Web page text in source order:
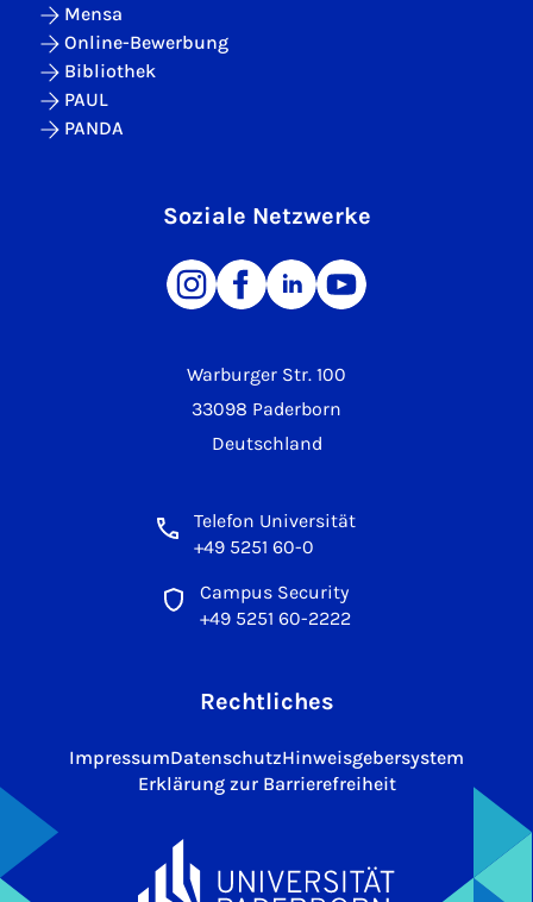
Warburger Str. 100
33098 Paderborn
Deutschland
Telefon Universität
+49 5251 60-0
Campus Security
+49 5251 60-2222
Mensa
Online-Bewerbung
Bibliothek
PAUL
PANDA
Soziale Netzwerke
Rechtliches
ImpressumDatenschutzHinweisgebersystem
Erklärung zur Barrierefreiheit